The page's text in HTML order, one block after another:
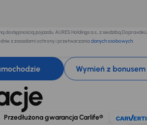
pojazdu. AURES Holdings a.s., z siedzibą
z zasadami ochrony i przetwarzaniadanych osobowych.
Wymień z
Przedłużona gwarancja Carlife®